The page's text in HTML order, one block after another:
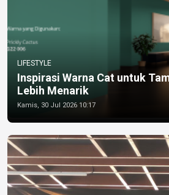
LIFESTYLE
Inspirasi Warna Cat untuk
Lebih Menarik
Kamis, 30 Jul 2026 10:17